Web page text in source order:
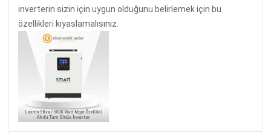
inverterin sizin için uygun olduğunu belirlemek için bu
özellikleri kıyaslamalısınız.